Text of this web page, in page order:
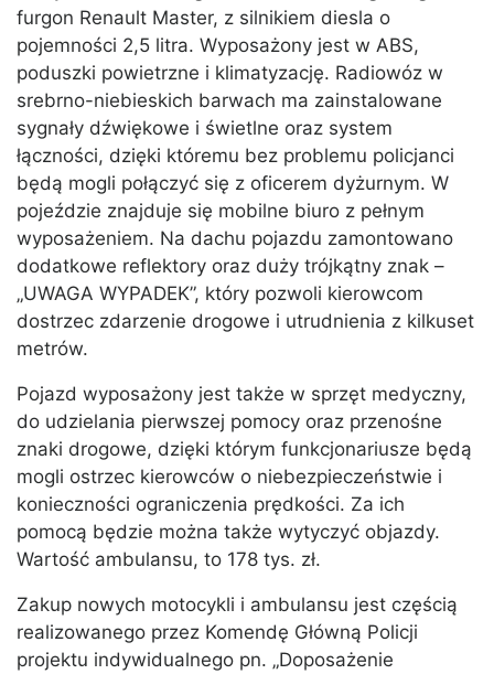
furgon Renault Master, z silnikiem diesla o
pojemności 2,5 litra. Wyposażony jest w ABS,
poduszki powietrzne i klimatyzację. Radiowóz w
srebrno-niebieskich barwach ma zainstalowane
sygnały dźwiękowe i świetlne oraz system
łączności, dzięki któremu bez problemu policjanci
będą mogli połączyć się z oficerem dyżurnym. W
pojeździe znajduje się mobilne biuro z pełnym
wyposażeniem. Na dachu pojazdu zamontowano
dodatkowe reflektory oraz duży trójkątny znak –
„UWAGA WYPADEK”, który pozwoli kierowcom
dostrzec zdarzenie drogowe i utrudnienia z kilkuset
metrów.
Pojazd wyposażony jest także w sprzęt medyczny,
do udzielania pierwszej pomocy oraz przenośne
znaki drogowe, dzięki którym funkcjonariusze będą
mogli ostrzec kierowców o niebezpieczeństwie i
konieczności ograniczenia prędkości. Za ich
pomocą będzie można także wytyczyć objazdy.
Wartość ambulansu, to 178 tys. zł.
Zakup nowych motocykli i ambulansu jest częścią
realizowanego przez Komendę Główną Policji
projektu indywidualnego pn. „Doposażenie